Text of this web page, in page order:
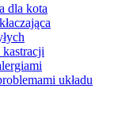
dla kota
układu